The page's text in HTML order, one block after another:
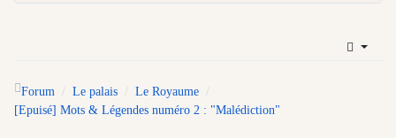
Forum Le palais
Le Royaume
[Epuisé] Mots & Légendes numéro 2 : "Malédiction"